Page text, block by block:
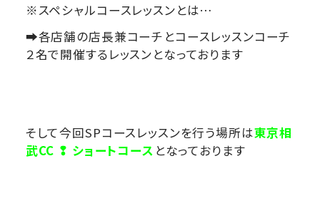
※スペシャルコースレッスンとは…
➡各店舗の店長兼コーチとコースレッスンコーチ
２名で開催するレッスンとなっております
そして今回SPコースレッスンを行う場所は東京相
武CC ❢ ショートコース となっております